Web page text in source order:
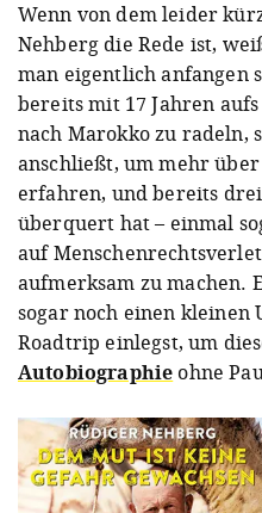
Wenn von dem leider
Nehberg die Rede ist,
man eigentlich anfangen
bereits mit 17 Jahren
nach Marokko zu radeln,
anschließt, um mehr
erfahren, und bereits
überquert hat – einmal
auf
aufmerksam zu machen.
sogar noch einen kleinen
Roadtrip einlegst, um
Autobiographie ohne